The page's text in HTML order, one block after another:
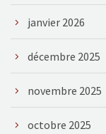
janvier 2026
décembre 2025
novembre 2025
octobre 2025